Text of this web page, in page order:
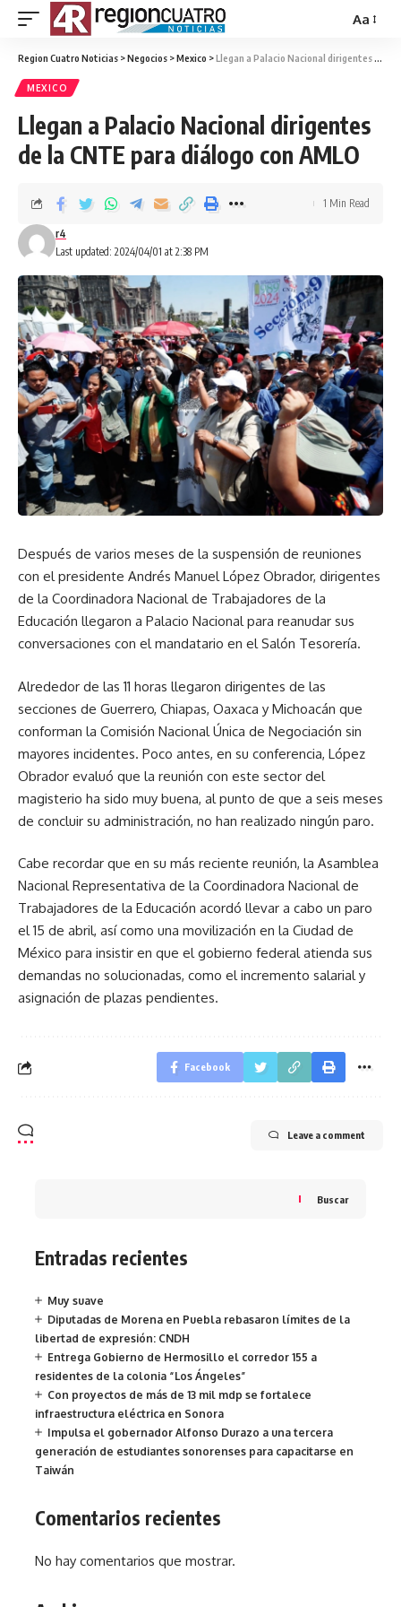
Aa
Region Cuatro Noticias >Negocios >Mexico >Llegan a Palacio Nacional dirigentes de la CNTE para diálogo con AMLO
MEXICO
Llegan a Palacio Nacional dirigentes
de la CNTE para diálogo con AMLO
Last updated: 2024/04/01 at 2:38 PM
r4
1 Min Read
Después de varios meses de la suspensión de reuniones
con el presidente Andrés Manuel López Obrador, dirigentes
de la Coordinadora Nacional de Trabajadores de la
Educación llegaron a Palacio Nacional para reanudar sus
conversaciones con el mandatario en el Salón Tesorería.
Alrededor de las 11 horas llegaron dirigentes de las
secciones de Guerrero, Chiapas, Oaxaca y Michoacán que
conforman la Comisión Nacional Única de Negociación sin
mayores incidentes. Poco antes, en su conferencia, López
Obrador evaluó que la reunión con este sector del
magisterio ha sido muy buena, al punto de que a seis meses
de concluir su administración, no han realizado ningún paro.
Cabe recordar que en su más reciente reunión, la Asamblea
Nacional Representativa de la Coordinadora Nacional de
Trabajadores de la Educación acordó llevar a cabo un paro
el 15 de abril, así como una movilización en la Ciudad de
México para insistir en que el gobierno federal atienda sus
demandas no solucionadas, como el incremento salarial y
asignación de plazas pendientes.
Facebook
Leave a comment
Buscar
Entradas recientes
Muy suave
Diputadas de Morena en Puebla rebasaron límites de la
libertad de expresión: CNDH
Entrega Gobierno de Hermosillo el corredor 155 a
residentes de la colonia “Los Ángeles”
Con proyectos de más de 13 mil mdp se fortalece
infraestructura eléctrica en Sonora
Impulsa el gobernador Alfonso Durazo a una tercera
generación de estudiantes sonorenses para capacitarse en
Taiwán
Comentarios recientes
No hay comentarios que mostrar.